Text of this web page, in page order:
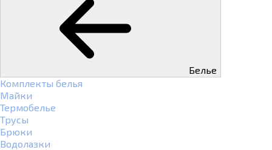
Белье
Комплекты белья
Майки
Термобелье
Трусы
Брюки
Водолазки